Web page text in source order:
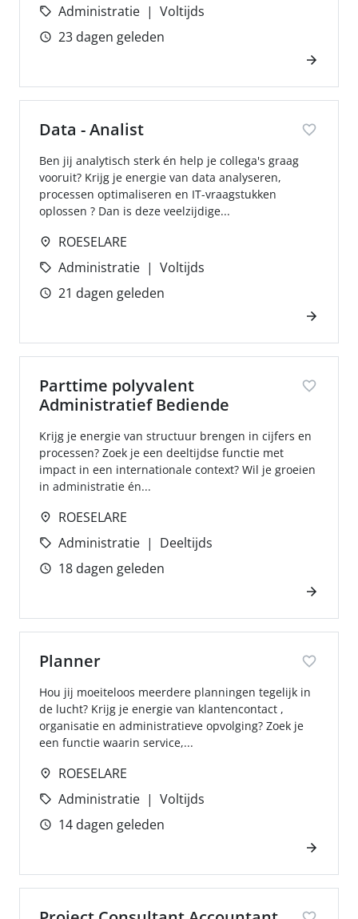
Administratie
Voltijds
23 dagen geleden
Data - Analist
Ben jij analytisch sterk én help je collega's graag
vooruit? Krijg je energie van data analyseren,
processen optimaliseren en IT-vraagstukken
oplossen ? Dan is deze veelzijdige...
ROESELARE
Administratie
Voltijds
21 dagen geleden
Parttime polyvalent
Administratief Bediende
Krijg je energie van structuur brengen in cijfers en
processen? Zoek je een deeltijdse functie met
impact in een internationale context? Wil je groeien
in administratie én...
ROESELARE
Administratie
Deeltijds
18 dagen geleden
Planner
Hou jij moeiteloos meerdere planningen tegelijk in
de lucht? Krijg je energie van klantencontact ,
organisatie en administratieve opvolging? Zoek je
een functie waarin service,...
ROESELARE
Administratie
Voltijds
14 dagen geleden